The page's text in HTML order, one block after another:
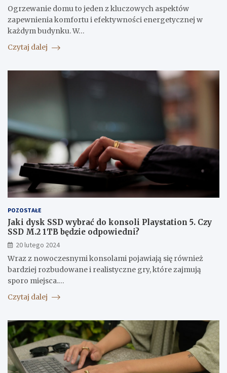
Ogrzewanie domu to jeden z kluczowych aspektów
zapewnienia komfortu i efektywności energetycznej w
każdym budynku. W…
Czytaj dalej
POZOSTAŁE
Jaki dysk SSD wybrać do konsoli Playstation 5. Czy
SSD M.2 1TB będzie odpowiedni?
20 lutego 2024
Wraz z nowoczesnymi konsolami pojawiają się również
bardziej rozbudowane i realistyczne gry, które zajmują
sporo miejsca.…
Czytaj dalej